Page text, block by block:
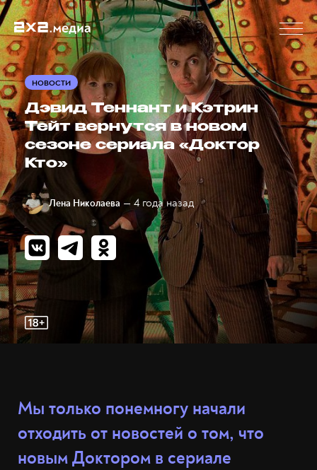
НОВОСТИ
Дэвид Теннант и Кэтрин
Тейт вернутся в новом
сезоне сериала «Доктор
Кто»
Лена Николаева — 4 года назад
Мы только понемногу начали
отходить от новостей о том, что
новым Доктором в сериале